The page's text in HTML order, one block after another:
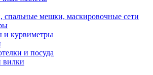
спальные мешки, маскировочные сети
и курвиметры
и посуда